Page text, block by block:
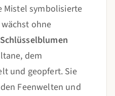
Mistel symbolisierte
ohne
Schlüsselblumen
dem
und geopfert. Sie
Feenwelten und